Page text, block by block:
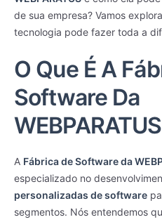
de sua empresa? Vamos
tecnologia pode fazer toda a
O Que É A
Software Da
A Fábrica de Software da
especializado no
personalizadas de software
segmentos. Nós entendemos